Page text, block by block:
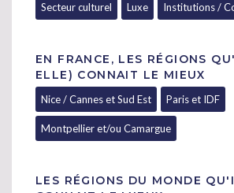
Secteur culturel Luxe Institutions /
EN FRANCE, LES RÉGIONS
ELLE) CONNAIT LE MIEUX
Nice / Cannes et Sud Est Paris et IDF
Montpellier et/ou Camargue
LES RÉGIONS DU MONDE